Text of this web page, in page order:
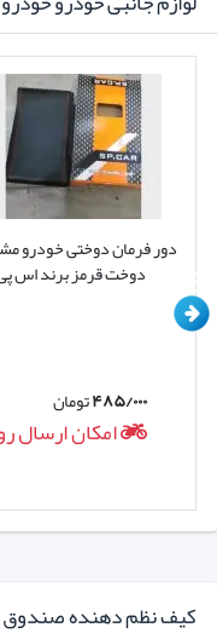
دور فرمان دوختی خودرو
دوخت قرمز برند اس
۴۸۵/۰۰۰تومان
امکان ارسال
کیف نظم دهنده